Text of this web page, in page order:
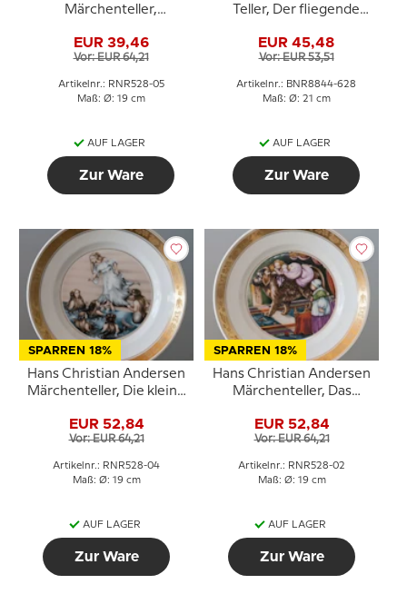
Märchenteller,
Copenhagen
EUR 39,46
Vor: EUR 64,21
Artikelnr.: RNR528-05
Maß: Ø: 19 cm
AUF LAGER
Zur Ware
Teller, Der fliegende
EUR 45,48
Vor: EUR 53,51
Artikelnr.: BNR8844-628
Maß: Ø: 21 cm
AUF LAGER
Zur Ware
SPARREN 18%
Hans Christian Andersen
Märchenteller, Die kleine
Copenhagen
EUR 52,84
Vor: EUR 64,21
Artikelnr.: RNR528-04
Maß: Ø: 19 cm
AUF LAGER
Zur Ware
SPARREN 18%
Hans Christian Andersen
Märchenteller, Das
Copenhagen
EUR 52,84
Vor: EUR 64,21
Artikelnr.: RNR528-02
Maß: Ø: 19 cm
AUF LAGER
Zur Ware